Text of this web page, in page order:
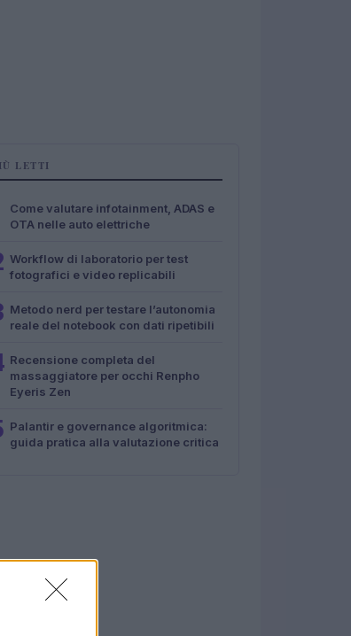
LETTI
Come valutare infotainment, ADAS e
OTA nelle auto elettriche
Workflow di laboratorio per test
fotografici e video replicabili
Metodo nerd per testare l’autonomia
reale del notebook con dati ripetibili
Recensione completa del
massaggiatore per occhi Renpho
Eyeris Zen
Palantir e governance algoritmica:
guida pratica alla valutazione critica